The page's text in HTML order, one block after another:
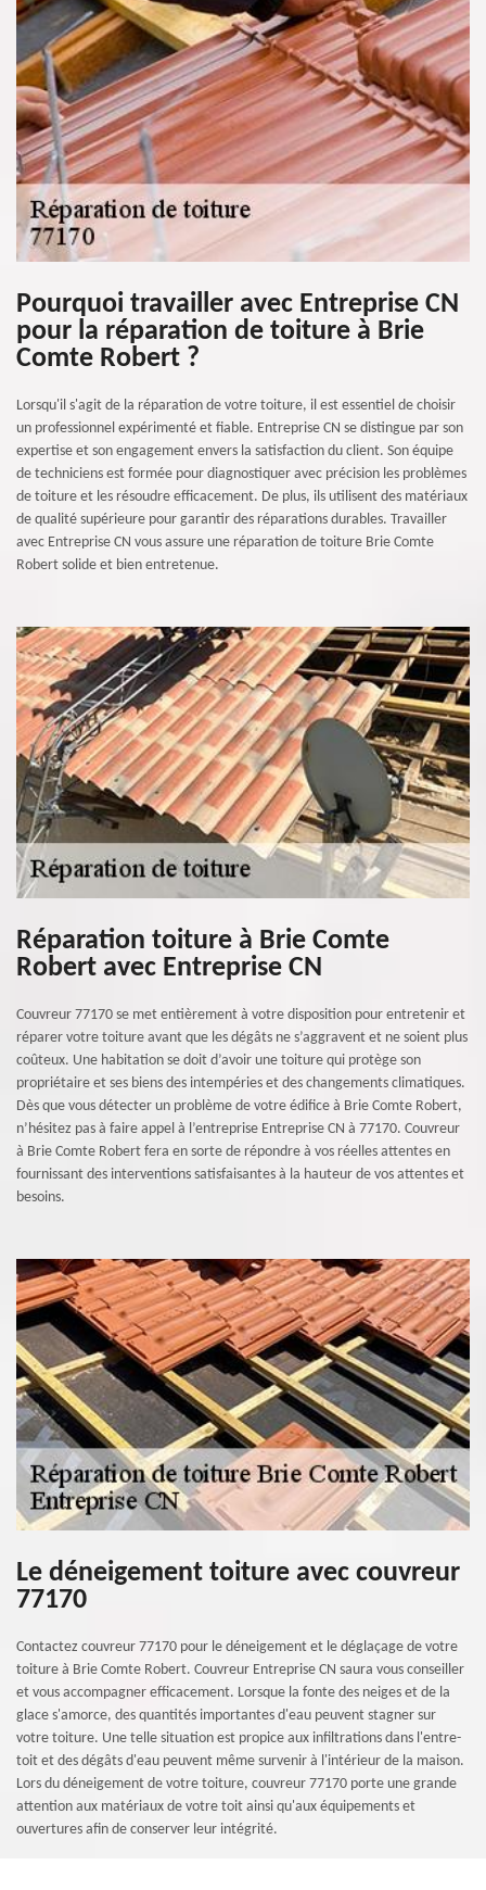
Pourquoi travailler avec Entreprise CN
pour la réparation de toiture à Brie
Comte Robert ?
Lorsqu'il s'agit de la réparation de votre toiture, il est essentiel de choisir
un professionnel expérimenté et fiable. Entreprise CN se distingue par son
expertise et son engagement envers la satisfaction du client. Son équipe
de techniciens est formée pour diagnostiquer avec précision les problèmes
de toiture et les résoudre efficacement. De plus, ils utilisent des matériaux
de qualité supérieure pour garantir des réparations durables. Travailler
avec Entreprise CN vous assure une réparation de toiture Brie Comte
Robert solide et bien entretenue.
Réparation toiture à Brie Comte
Robert avec Entreprise CN
Couvreur 77170 se met entièrement à votre disposition pour entretenir et
réparer votre toiture avant que les dégâts ne s’aggravent et ne soient plus
coûteux. Une habitation se doit d’avoir une toiture qui protège son
propriétaire et ses biens des intempéries et des changements climatiques.
Dès que vous détecter un problème de votre édifice à Brie Comte Robert,
n’hésitez pas à faire appel à l’entreprise Entreprise CN à 77170. Couvreur
à Brie Comte Robert fera en sorte de répondre à vos réelles attentes en
fournissant des interventions satisfaisantes à la hauteur de vos attentes et
besoins.
Le déneigement toiture avec couvreur
77170
Contactez couvreur 77170 pour le déneigement et le déglaçage de votre
toiture à Brie Comte Robert. Couvreur Entreprise CN saura vous conseiller
et vous accompagner efficacement. Lorsque la fonte des neiges et de la
glace s'amorce, des quantités importantes d'eau peuvent stagner sur
votre toiture. Une telle situation est propice aux infiltrations dans l'entre-
toit et des dégâts d'eau peuvent même survenir à l'intérieur de la maison.
Lors du déneigement de votre toiture, couvreur 77170 porte une grande
attention aux matériaux de votre toit ainsi qu'aux équipements et
ouvertures afin de conserver leur intégrité.